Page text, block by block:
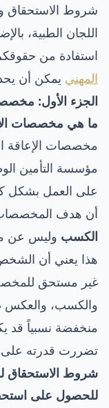
شروط الاستحقاق
اللجان الطبية،
استفادة من
المهني يمكن أن
الجزء الأول:
ما هي مخصصات
مخصصات الإعاقة
مؤسسة التأمين
على العمل بشكل
أن هدف
الكسب وليس عن
هذا يعني أن
غير مستحق
والكسب،
منخفضة نسبياً قد
تضررت قدرته على
شروط الاستحقاق
للحصول على